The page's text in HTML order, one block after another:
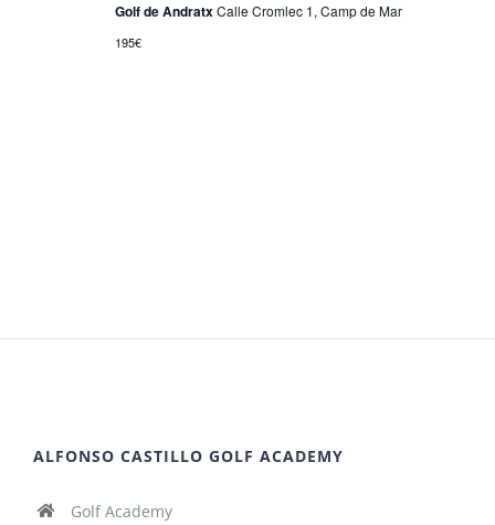
Golf de AndratxCalle Cromlec 1, Camp de Mar
195€
ALFONSO CASTILLO GOLF ACADEMY
Golf Academy